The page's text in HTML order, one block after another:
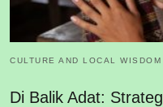
CULTURE AND LOCAL WISDOM
Di Balik Adat: